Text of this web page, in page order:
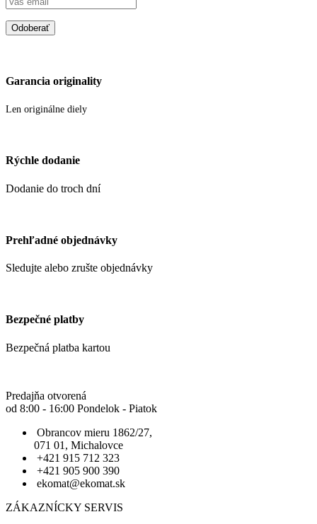
Garancia originality
Len originálne diely
Rýchle dodanie
Dodanie do troch dní
Prehľadné objednávky
Sledujte alebo zrušte objednávky
Bezpečné platby
Bezpečná platba kartou
Predajňa otvorená
od 8:00 - 16:00 Pondelok - Piatok
Obrancov mieru 1862/27,
071 01, Michalovce
+421 915 712 323
+421 905 900 390
ekomat@ekomat.sk
ZÁKAZNÍCKY SERVIS